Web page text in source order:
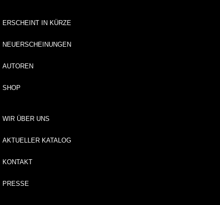
g
E
B
d
i
n
e
ERSCHEINT IN KÜRZE
NEUERSCHEINUNGEN
AUTOREN
SHOP
WIR ÜBER UNS
AKTUELLER KATALOG
KONTAKT
PRESSE